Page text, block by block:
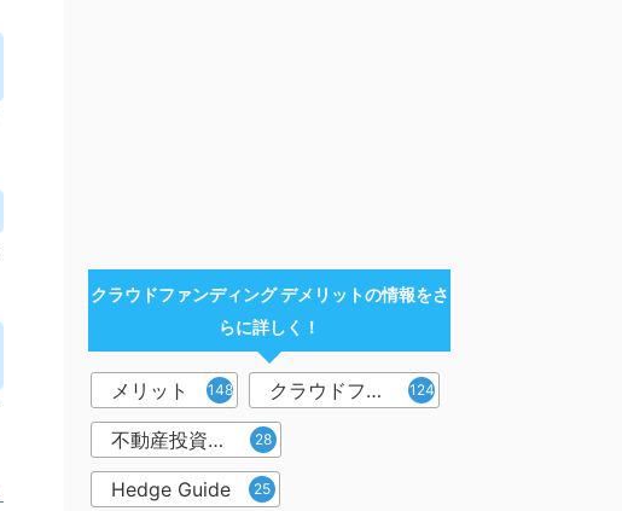
クラウドファンディング デメリットの情報をさ
らに詳しく！
メリット 148 クラウドファンディング 124
不動産投資型クラウドファンディング 28
Hedge Guide 25